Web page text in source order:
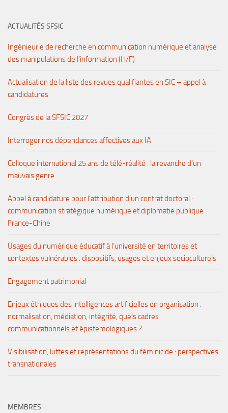
ACTUALITÉS SFSIC
Ingénieur.e de recherche en communication numérique et analyse
des manipulations de l’information (H/F)
Actualisation de la liste des revues qualifiantes en SIC – appel à
candidatures
Congrès de la SFSIC 2027
Interroger nos dépendances affectives aux IA
Colloque international 25 ans de télé-réalité : la revanche d’un
mauvais genre
Appel à candidature pour l’attribution d’un contrat doctoral :
communication stratégique numérique et diplomatie publique
France-Chine
Usages du numérique éducatif à l’université en territoires et
contextes vulnérables : dispositifs, usages et enjeux socioculturels
Engagement patrimonial
Enjeux éthiques des intelligences artificielles en organisation :
normalisation, médiation, intégrité, quels cadres
communicationnels et épistemologiques ?
Visibilisation, luttes et représentations du féminicide : perspectives
transnationales
MEMBRES